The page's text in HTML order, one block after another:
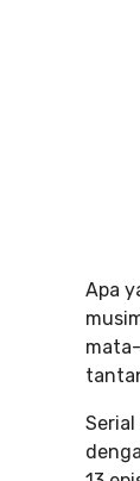
Apa
Serial